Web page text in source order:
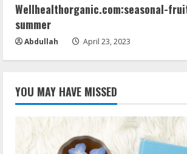
Wellhealthorganic.com:seasonal-
summer
Abdullah April 23, 2023
YOU MAY HAVE MISSED